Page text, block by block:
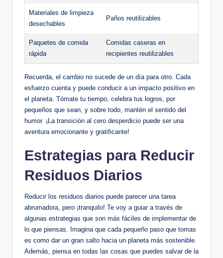
Materiales de limpieza
desechables
Paños reutilizables
Paquetes de comida
rápida
Comidas caseras en
recipientes reutilizables
Recuerda, el cambio no sucede de un día para otro. Cada
esfuerzo cuenta y puede conducir a un impacto positivo en
el planeta. Tómate tu tiempo, celebra tus logros, por
pequeños que sean, y sobre todo, mantén el sentido del
humor. ¡La transición al cero desperdicio puede ser una
aventura emocionante y gratificante!
Estrategias para Reducir
Residuos Diarios
Reducir los residuos diarios puede parecer una tarea
abrumadora, pero ¡tranquilo! Te voy a guiar a través de
algunas estrategias que son más fáciles de implementar de
lo que piensas. Imagina que cada pequeño paso que tomas
es como dar un gran salto hacia un planeta más sostenible.
Además, piensa en todas las cosas que puedes salvar de la